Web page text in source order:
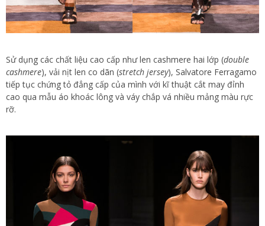
Sử dụng các chất liệu cao cấp như len cashmere hai lớp (double
cashmere), vải nịt len co dãn (stretch jersey), Salvatore Ferragamo
tiếp tục chứng tỏ đẳng cấp của mình với kĩ thuật cắt may đỉnh
cao qua mẫu áo khoác lông và váy chắp vá nhiều mảng màu rực
rỡ.